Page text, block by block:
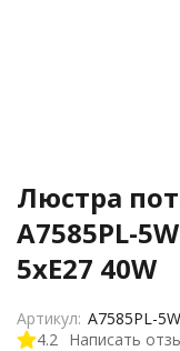
Люстра
A7585PL-
5xE27 40W
4.2 Написать
Артикул: A7585PL-